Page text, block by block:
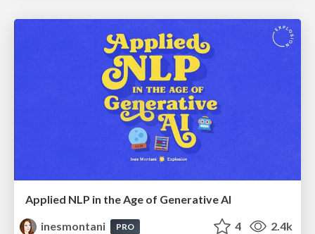
Applied NLP in the Age of Generative AI
inesmontani
PRO 4 2.4k